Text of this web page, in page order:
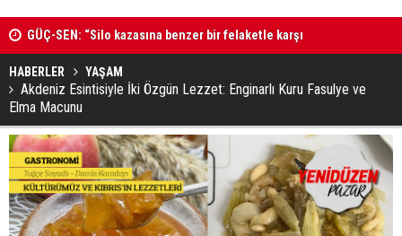
GÜÇ-SEN: “Silo kazasına benzer bir felaketle karşı
karşıya kalınmaması adına harekete geçtik
HABERLER YAŞAM
Akdeniz Esintisiyle İki Özgün Lezzet: Enginarlı Kuru Fasulye ve
Elma Macunu